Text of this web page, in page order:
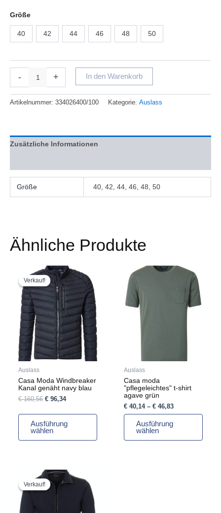
Größe
40 42 44 46 48 50
- + In den Warenkorb
Artikelnummer: 334026400/100 Kategorie: Auslass
Zusätzliche Informationen
Größe 40, 42, 44, 46, 48, 50
Ähnliche Produkte
Verkauf!
Verkauf!
Auslass
Casa Moda Windbreaker
Kanal genäht navy blau
€160,56
Ursprünglicher
Preis
war:
€ 160,56
€96,34
Aktueller
Preis
ist:
€ 96,34.
Ausführung
wählen
Dieses
Produkt
weist
mehrere
Varianten
auf.
Die
Optionen
können
auf
der
Produktseite
gewählt
werden
Auslass
Casa moda
"pflegeleichtes" t-shirt
agave grün
€40,14 – €46,83
Preisspanne:
€ 40,14
€ 46,83
Ausführung
wählen
Dieses
Produkt
weist
mehrere
Varianten
der
Produktseite
gewählt
werden
Verkauf!
Verkauf!
Ursprünglicher
Preis
war:
€ 133,80
Aktueller
Preis
Produkt
weist
mehrere